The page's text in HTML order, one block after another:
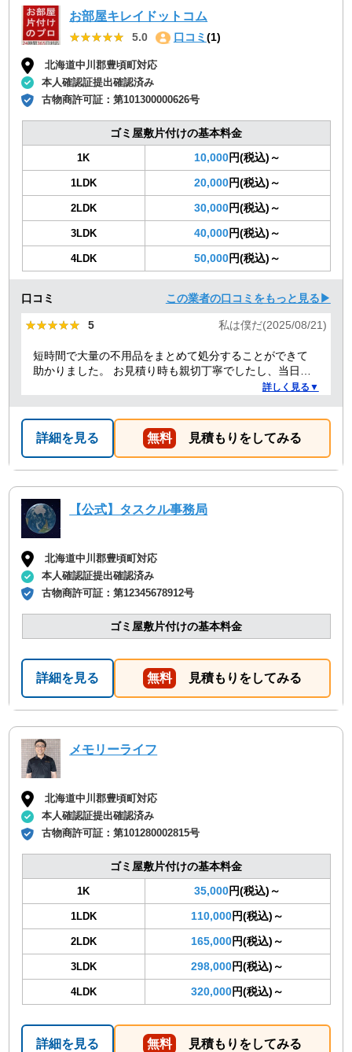
お部屋キレイドットコム
★★★★★
★★★★★ 5.0 口コミ (1)
北海道中川郡豊頃町対応
本人確認証提出確認済み
古物商許可証：第101300000626号
ゴミ屋敷片付けの基本料金
1K 10,000円(税込)～
1LDK 20,000円(税込)～
2LDK 30,000円(税込)～
3LDK 40,000円(税込)～
4LDK 50,000円(税込)～
口コミ この業者の口コミをもっと見る▶
★★★★★
★★★★★ 5 私は僕だ(2025/08/21)
短時間で大量の不用品をまとめて処分することができて
助かりました。 お見積り時も親切丁寧でしたし、当日作
業を担当してくれた方たちも礼儀正しく気持ちよく対応
詳しく見る▼
詳細を見る 無料 見積もりをしてみる
【公式】タスクル事務局
北海道中川郡豊頃町対応
本人確認証提出確認済み
古物商許可証：第12345678912号
ゴミ屋敷片付けの基本料金
詳細を見る 無料 見積もりをしてみる
メモリーライフ
北海道中川郡豊頃町対応
本人確認証提出確認済み
古物商許可証：第101280002815号
ゴミ屋敷片付けの基本料金
1K 35,000円(税込)～
1LDK 110,000円(税込)～
2LDK 165,000円(税込)～
3LDK 298,000円(税込)～
4LDK 320,000円(税込)～
詳細を見る 無料 見積もりをしてみる